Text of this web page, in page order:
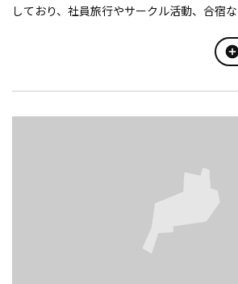
しており、社員旅行やサークル活動、合宿な